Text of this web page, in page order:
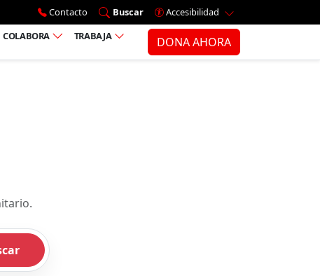
Ir al menú principal
Contacto Buscar
Accesibilidad
COLABORA TRABAJA DONA AHORA